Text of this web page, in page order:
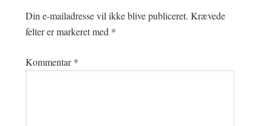
Din e-mailadresse vil ikke blive publiceret. Krævede
felter er markeret med *
Kommentar*